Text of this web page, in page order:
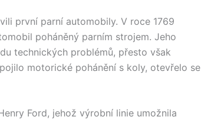
první parní automobily. V roce 1769
poháněný parním strojem. Jeho
technických problémů, přesto však
motorické pohánění s koly, otevřelo se
Ford, jehož výrobní linie umožnila